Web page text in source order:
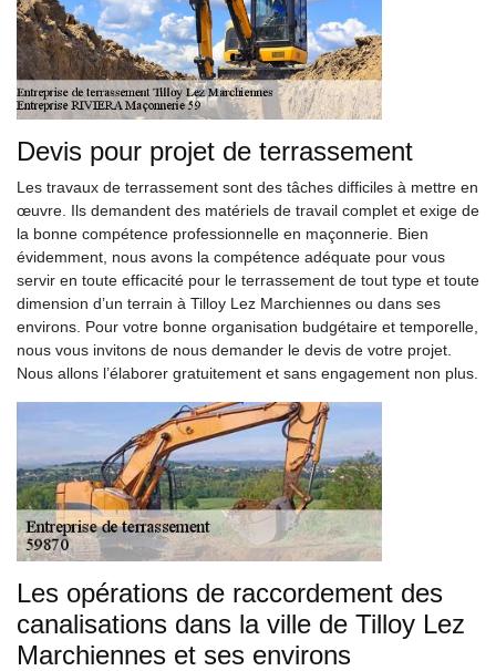
Devis pour projet de terrassement
Les travaux de terrassement sont des tâches difficiles à mettre en
œuvre. Ils demandent des matériels de travail complet et exige de
la bonne compétence professionnelle en maçonnerie. Bien
évidemment, nous avons la compétence adéquate pour vous
servir en toute efficacité pour le terrassement de tout type et toute
dimension d’un terrain à Tilloy Lez Marchiennes ou dans ses
environs. Pour votre bonne organisation budgétaire et temporelle,
nous vous invitons de nous demander le devis de votre projet.
Nous allons l’élaborer gratuitement et sans engagement non plus.
Les opérations de raccordement des
canalisations dans la ville de Tilloy Lez
Marchiennes et ses environs